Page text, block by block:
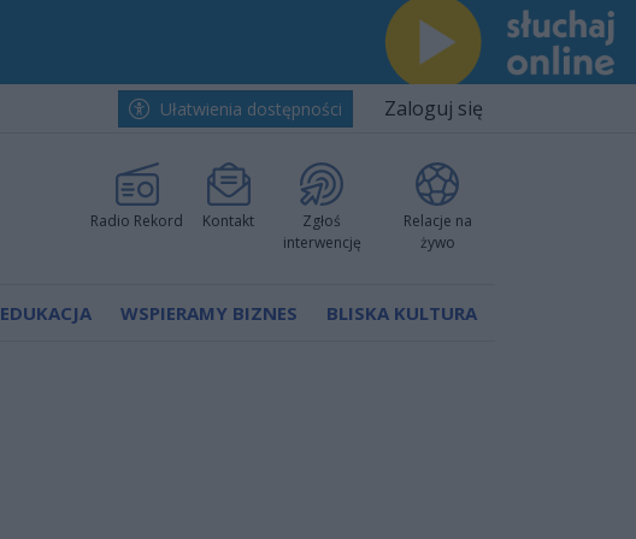
Ułatwienia dostępności Zaloguj się
Radio Rekord Kontakt
Zgłoś
interwencję
Relacje na
żywo
EDUKACJA WSPIERAMY BIZNES BLISKA KULTURA